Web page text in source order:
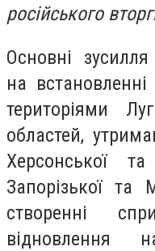
російського
Основні
на
територіями
областей,
Херсонської
Запорізької та
створенні
відновлення